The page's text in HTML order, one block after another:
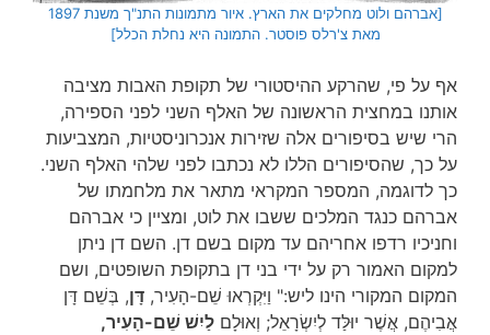
[אברהם ולוט מחלקים את הארץ. איור מתמונות התנ"ך משנת 1897
מאת צ'רלס פוסטר. התמונה היא נחלת הכלל]
אף על פי, שהרקע ההיסטורי של תקופת האבות מציבה
אותנו במחצית הראשונה של האלף השני לפני הספירה,
הרי שיש בסיפורים אלה שזירות אנכרוניסטיות, המצביעות
על כך, שהסיפורים הללו לא נכתבו לפני שלהי האלף השני.
כך לדוגמה, המספר המקראי מתאר את מלחמתו של
אברהם כנגד המלכים ששבו את לוט, ומציין כי אברהם
וחניכיו רדפו אחריהם עד מקום בשם דן. השם דן ניתן
למקום האמור רק על ידי בני דן בתקופת השופטים, ושם
המקום המקורי הינו ליש:" וַיִּקְרְאוּ שֵׁם-הָעִיר, דָּן, בְּשֵׁם דָּן
אֲבִיהֶם, אֲשֶׁר יוּלַּד לְיִשְׂרָאֵל; וְאוּלָם לַיִשׁ שֵׁם-הָעִיר,